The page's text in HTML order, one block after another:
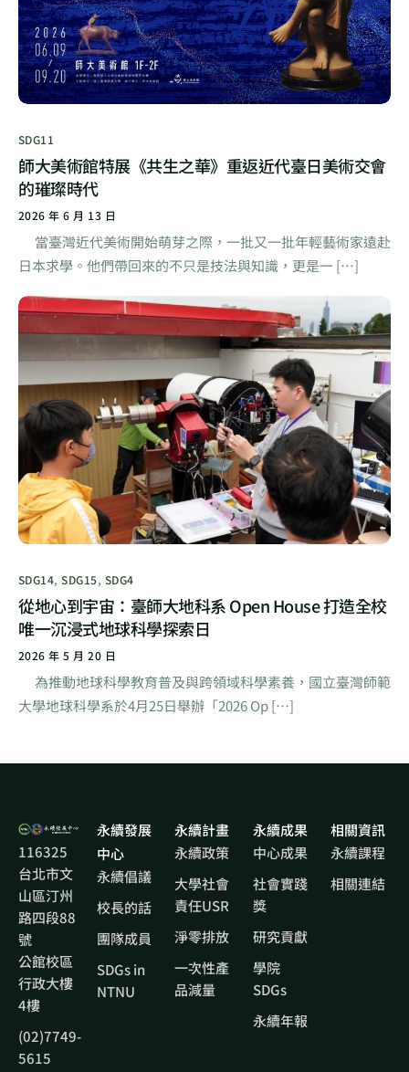
SDG11
師大美術館特展《共生之華》重返近代臺日美術交會
的璀璨時代
2026 年 6 月 13 日
當臺灣近代美術開始萌芽之際，一批又一批年輕藝術家遠赴
日本求學。他們帶回來的不只是技法與知識，更是一 […]
SDG14,SDG15, SDG4
從地心到宇宙：臺師大地科系 Open House 打造全校
唯一沉浸式地球科學探索日
2026 年 5 月 20 日
為推動地球科學教育普及與跨領域科學素養，國立臺灣師範
大學地球科學系於4月25日舉辦「2026 Op […]
116325
台北市文
山區汀州
路四段88
號
公館校區
行政大樓
4樓
(02)7749-
5615
永續發展
中心
永續倡議
校長的話
團隊成員
SDGs in
NTNU
永續計畫
永續政策
大學社會
責任USR
淨零排放
一次性產
品減量
永續成果
中心成果
社會實踐
獎
研究貢獻
學院
SDGs
永續年報
相關資訊
永續課程
相關連結